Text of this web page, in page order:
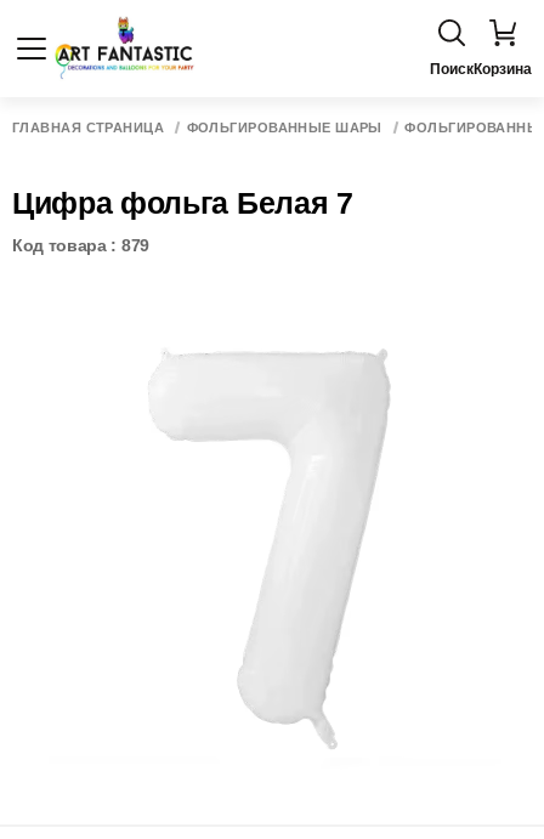
ПоискКорзина
ГЛАВНАЯ СТРАНИЦА ФОЛЬГИРОВАННЫЕ ШАРЫ
Цифра фольга Белая 7
Код товара : 879